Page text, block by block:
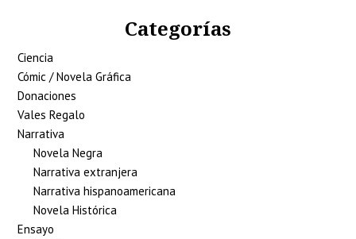
Categorías
Ciencia
Cómic / Novela Gráfica
Donaciones
Vales Regalo
Narrativa
Novela Negra
Narrativa extranjera
Narrativa hispanoamericana
Novela Histórica
Ensayo